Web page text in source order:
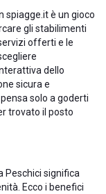
spiagge.it è un gioco
gli stabilimenti
offerti e le
dello
sicura e
solo a goderti
trovato il posto
Peschici significa
Ecco i benefici